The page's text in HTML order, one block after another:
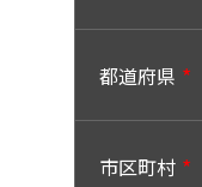
都道府県
市区町村